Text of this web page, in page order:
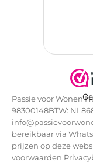
Passie voor Wonen
98300148BTW:
bereikbaar via
prijzen op deze
voorwaarden